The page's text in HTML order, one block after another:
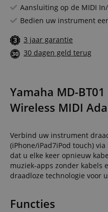
Aansluiting op de MIDI
Bedien uw instrument
3 jaar garantie
30 dagen geld terug
Yamaha MD-
Wireless MIDI
Verbind uw instrument
(iPhone/iPad7iPod touch)
dat u elke keer opnieuw
muziek-apps zonder kabels
draadloze technologie voor
Functies